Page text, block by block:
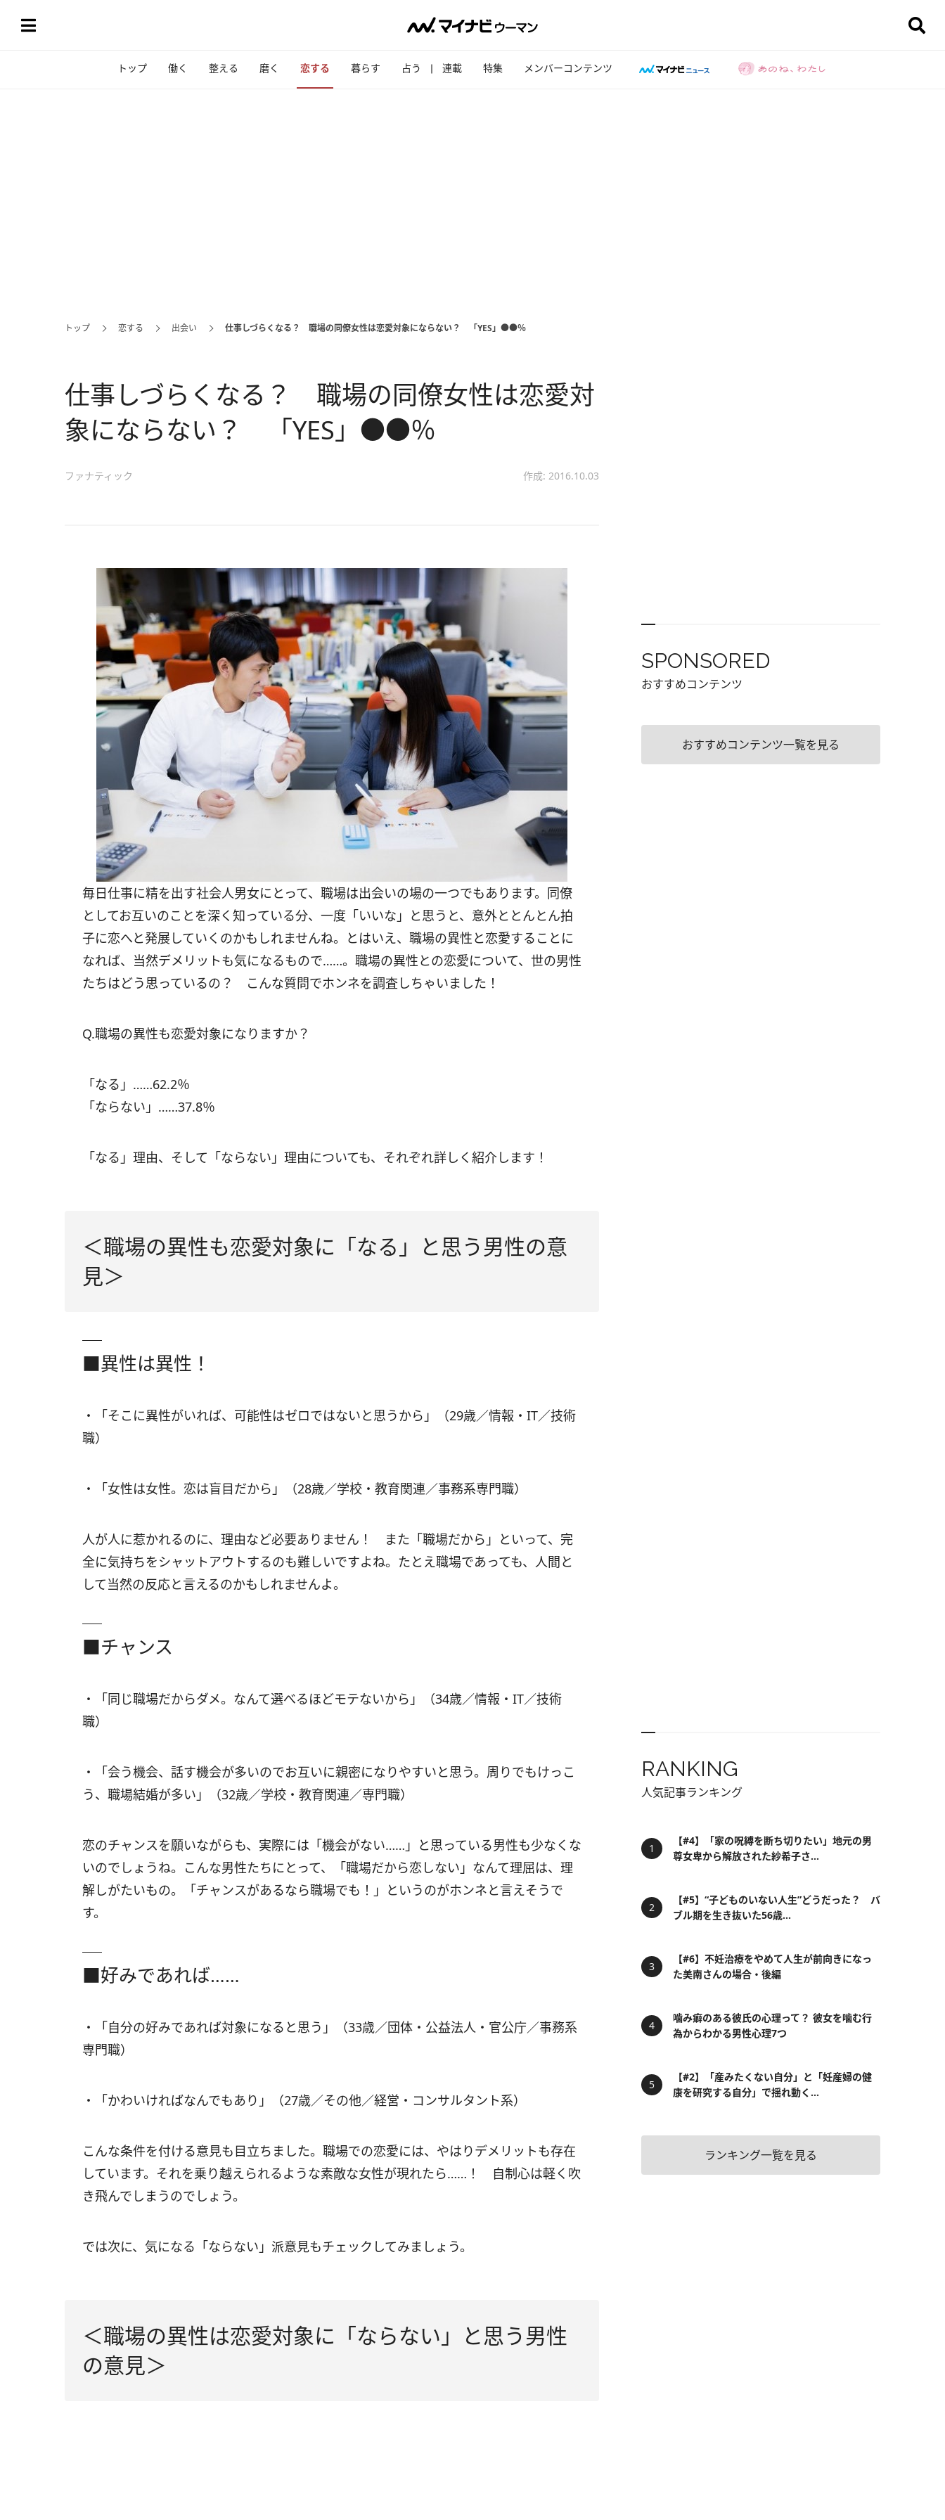
トップ 働く 整える 磨く 恋する 暮らす 占う 連載 特集 メンバーコンテンツ
トップ 恋する 出会い 仕事しづらくなる？ 職場の同僚女性は恋愛対象にならない？ 「YES」●●％
仕事しづらくなる？ 職場の同僚女性は恋愛対
象にならない？ 「YES」●●％
ファナティック 作成: 2016.10.03
毎日仕事に精を出す社会人男女にとって、職場は出会いの場の一つでもあります。同僚
としてお互いのことを深く知っている分、一度「いいな」と思うと、意外ととんとん拍
子に恋へと発展していくのかもしれませんね。とはいえ、職場の異性と恋愛することに
なれば、当然デメリットも気になるもので……。職場の異性との恋愛について、世の男性
たちはどう思っているの？ こんな質問でホンネを調査しちゃいました！
Q.職場の異性も恋愛対象になりますか？
「なる」……62.2％
「ならない」……37.8％
「なる」理由、そして「ならない」理由についても、それぞれ詳しく紹介します！
＜職場の異性も恋愛対象に「なる」と思う男性の意
見＞
■異性は異性！
・「そこに異性がいれば、可能性はゼロではないと思うから」（29歳／情報・IT／技術
職）
・「女性は女性。恋は盲目だから」（28歳／学校・教育関連／事務系専門職）
人が人に惹かれるのに、理由など必要ありません！ また「職場だから」といって、完
全に気持ちをシャットアウトするのも難しいですよね。たとえ職場であっても、人間と
して当然の反応と言えるのかもしれませんよ。
■チャンス
・「同じ職場だからダメ。なんて選べるほどモテないから」（34歳／情報・IT／技術
職）
・「会う機会、話す機会が多いのでお互いに親密になりやすいと思う。周りでもけっこ
う、職場結婚が多い」（32歳／学校・教育関連／専門職）
恋のチャンスを願いながらも、実際には「機会がない……」と思っている男性も少なくな
いのでしょうね。こんな男性たちにとって、「職場だから恋しない」なんて理屈は、理
解しがたいもの。「チャンスがあるなら職場でも！」というのがホンネと言えそうで
す。
■好みであれば……
・「自分の好みであれば対象になると思う」（33歳／団体・公益法人・官公庁／事務系
専門職）
・「かわいければなんでもあり」（27歳／その他／経営・コンサルタント系）
こんな条件を付ける意見も目立ちました。職場での恋愛には、やはりデメリットも存在
しています。それを乗り越えられるような素敵な女性が現れたら……！ 自制心は軽く吹
き飛んでしまうのでしょう。
では次に、気になる「ならない」派意見もチェックしてみましょう。
＜職場の異性は恋愛対象に「ならない」と思う男性
の意見＞
SPONSORED
おすすめコンテンツ
おすすめコンテンツ一覧を見る
RANKING
人気記事ランキング
【#4】「家の呪縛を断ち切りたい」地元の男
尊女卑から解放された紗希子さ...
【#5】“子どものいない人生”どうだった？ バ
ブル期を生き抜いた56歳...
【#6】不妊治療をやめて人生が前向きになっ
た美南さんの場合・後編
噛み癖のある彼氏の心理って？ 彼女を噛む行
為からわかる男性心理7つ
【#2】「産みたくない自分」と「妊産婦の健
康を研究する自分」で揺れ動く...
ランキング一覧を見る